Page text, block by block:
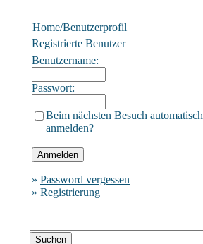
Home/Benutzerprofil
Registrierte Benutzer
Benutzername:
Passwort:
Beim nächsten Besuch automatisch
anmelden?
» Password vergessen
» Registrierung